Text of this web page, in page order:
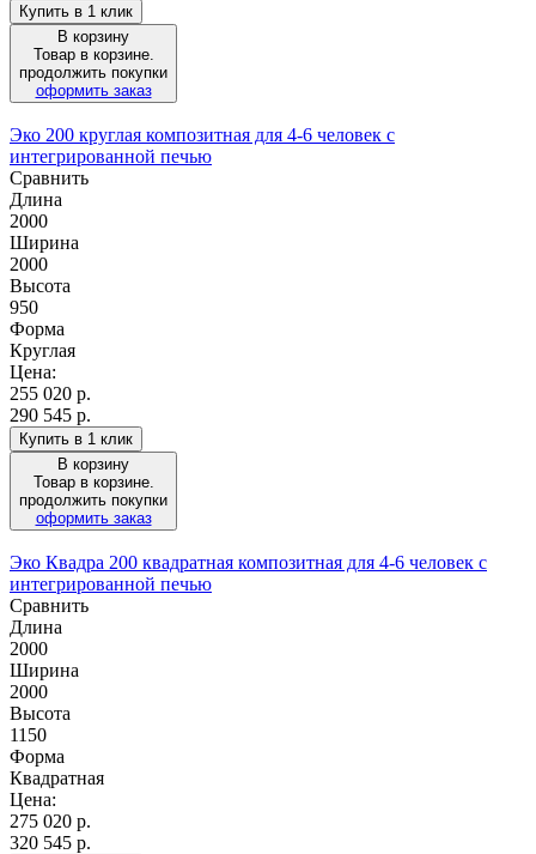
Купить в 1 клик
В корзину
Товар в корзине.
продолжить покупки
оформить заказ
Эко 200 круглая композитная для 4-6 человек с
интегрированной печью
Сравнить
Длина
2000
Ширина
2000
Высота
950
Форма
Круглая
Цена:
255 020 р.
290 545 р.
Купить в 1 клик
В корзину
Товар в корзине.
продолжить покупки
оформить заказ
Эко Квадра 200 квадратная композитная для 4-6 человек с
интегрированной печью
Сравнить
Длина
2000
Ширина
2000
Высота
1150
Форма
Квадратная
Цена:
275 020 р.
320 545 р.